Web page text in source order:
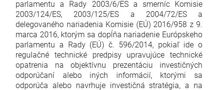
parlamentu a Rady 2003/6/ES a smerníc Komisie
2003/124/ES, 2003/125/ES a 2004/72/ES a
delegovaného nariadenia Komisie (EÚ) 2016/958 z 9.
marca 2016, ktorým sa dopĺňa nariadenie Európskeho
parlamentu a Rady (EÚ) č. 596/2014, pokiaľ ide o
regulačné technické predpisy upravujúce technické
opatrenia na objektívnu prezentáciu investičných
odporúčaní alebo iných informácií, ktorými sa
odporúča alebo navrhuje investičná stratégia, a na